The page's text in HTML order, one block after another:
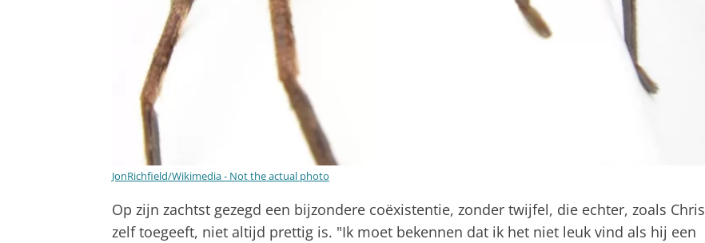
JonRichfield/Wikimedia - Not the actual photo
Op zijn zachtst gezegd een bijzondere coëxistentie, zonder twijfel, die echter, zoals Chris
zelf toegeeft, niet altijd prettig is. "Ik moet bekennen dat ik het niet leuk vind als hij een